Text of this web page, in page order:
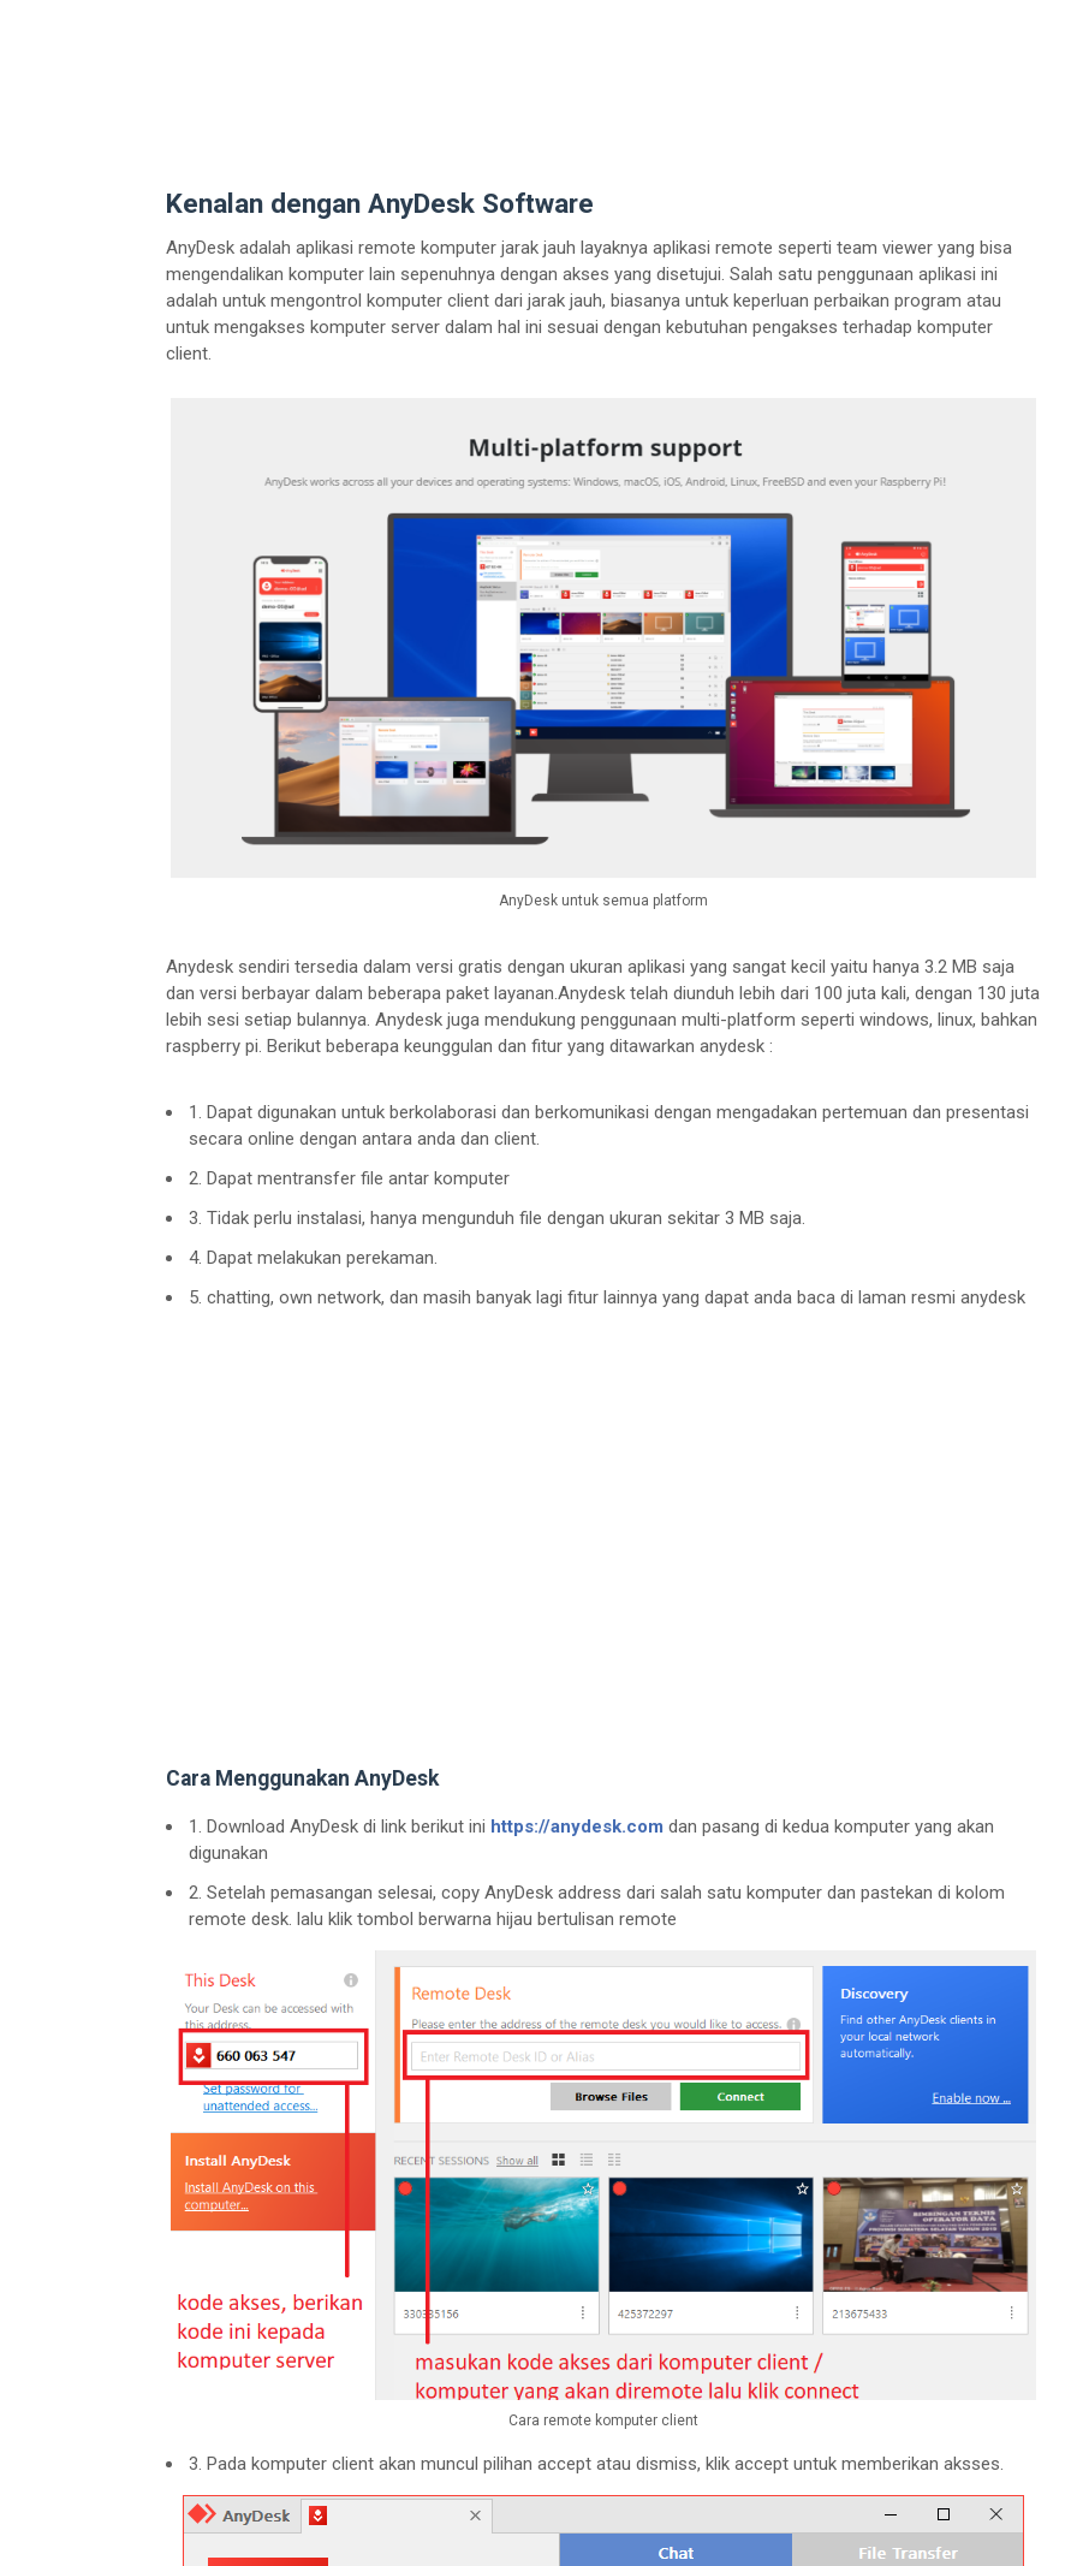
Kenalan dengan AnyDesk Software
AnyDesk adalah aplikasi remote komputer jarak jauh layaknya aplikasi remote seperti team viewer yang bisa
mengendalikan komputer lain sepenuhnya dengan akses yang disetujui. Salah satu penggunaan aplikasi ini
adalah untuk mengontrol komputer client dari jarak jauh, biasanya untuk keperluan perbaikan program atau
untuk mengakses komputer server dalam hal ini sesuai dengan kebutuhan pengakses terhadap komputer
client.
AnyDesk untuk semua platform
Anydesk sendiri tersedia dalam versi gratis dengan ukuran aplikasi yang sangat kecil yaitu hanya 3.2 MB saja
dan versi berbayar dalam beberapa paket layanan.Anydesk telah diunduh lebih dari 100 juta kali, dengan 130 juta
lebih sesi setiap bulannya. Anydesk juga mendukung penggunaan multi-platform seperti windows, linux, bahkan
raspberry pi. Berikut beberapa keunggulan dan fitur yang ditawarkan anydesk :
1. Dapat digunakan untuk berkolaborasi dan berkomunikasi dengan mengadakan pertemuan dan presentasi
secara online dengan antara anda dan client.
2. Dapat mentransfer file antar komputer
3. Tidak perlu instalasi, hanya mengunduh file dengan ukuran sekitar 3 MB saja.
4. Dapat melakukan perekaman.
5. chatting, own network, dan masih banyak lagi fitur lainnya yang dapat anda baca di laman resmi anydesk
Cara Menggunakan AnyDesk
1. Download AnyDesk di link berikut ini https://anydesk.com dan pasang di kedua komputer yang akan
digunakan
2. Setelah pemasangan selesai, copy AnyDesk address dari salah satu komputer dan pastekan di kolom
remote desk. lalu klik tombol berwarna hijau bertulisan remote
Cara remote komputer client
3. Pada komputer client akan muncul pilihan accept atau dismiss, klik accept untuk memberikan aksses.